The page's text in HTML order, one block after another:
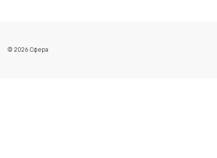
© 2026 Сфера